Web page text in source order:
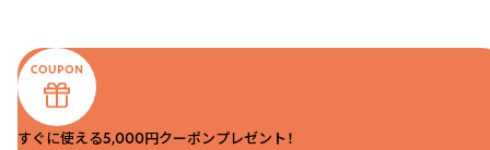
すぐに使える5,000円クーポンプレゼント！